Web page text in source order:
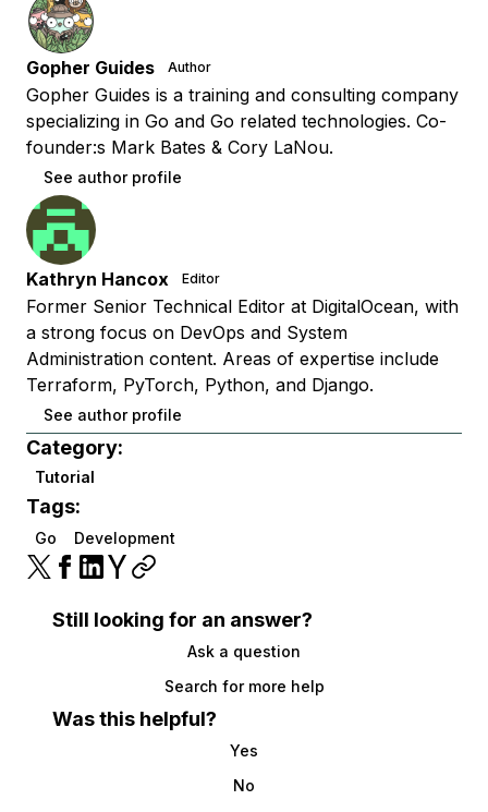
Gopher Guides Author
Gopher Guides is a training and consulting company
specializing in Go and Go related technologies. Co-
founder:s Mark Bates & Cory LaNou.
See author profile
Kathryn Hancox Editor
Former Senior Technical Editor at DigitalOcean, with
a strong focus on DevOps and System
Administration content. Areas of expertise include
Terraform, PyTorch, Python, and Django.
See author profile
Category:
Tutorial
Tags:
Go Development
Still looking for an answer?
Ask a question
Search for more help
Was this helpful?
Yes
No